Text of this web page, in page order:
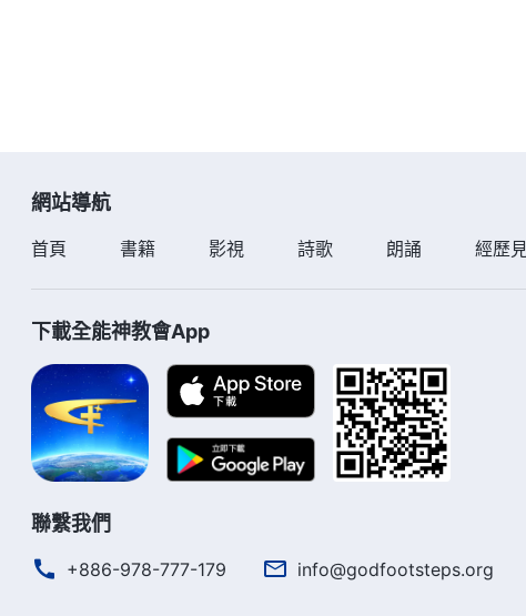
網站導航
首頁 書籍 影視 詩歌 朗誦 經歷
下載全能神教會App
聯繫我們
+886-978-777-179 info@godfootsteps.org